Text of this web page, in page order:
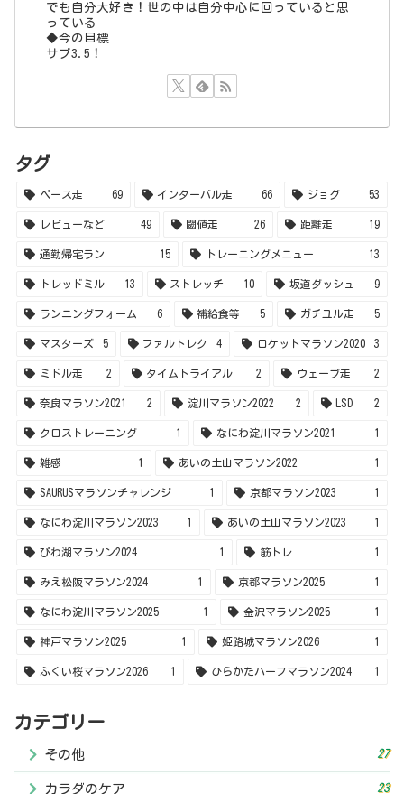
でも自分大好き！世の中は自分中心に回っていると思
っている
◆今の目標
サブ3.5！
タグ
ペース走 69 インターバル走 66 ジョグ 53
レビューなど 49 閾値走 26 距離走 19
通勤帰宅ラン 15 トレーニングメニュー 13
トレッドミル 13 ストレッチ 10 坂道ダッシュ 9
ランニングフォーム 6 補給食等 5 ガチユル走 5
マスターズ 5 ファルトレク 4 ロケットマラソン2020 3
ミドル走 2 タイムトライアル 2 ウェーブ走 2
奈良マラソン2021 2 淀川マラソン2022 2 LSD 2
クロストレーニング 1 なにわ淀川マラソン2021 1
雑感 1 あいの土山マラソン2022 1
SAURUSマラソンチャレンジ 1 京都マラソン2023 1
なにわ淀川マラソン2023 1 あいの土山マラソン2023 1
びわ湖マラソン2024 1 筋トレ 1
みえ松阪マラソン2024 1 京都マラソン2025 1
なにわ淀川マラソン2025 1 金沢マラソン2025 1
神戸マラソン2025 1 姫路城マラソン2026 1
ふくい桜マラソン2026 1 ひらかたハーフマラソン2024 1
カテゴリー
その他 27
カラダのケア 23